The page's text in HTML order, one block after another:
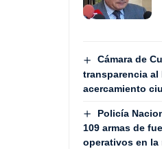
Cámara de
transparencia al
acercamiento
Policía
109 armas de
operativos en